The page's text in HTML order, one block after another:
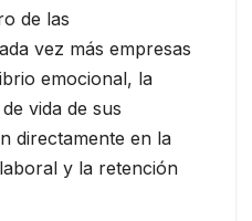
de las
vez más empresas
emocional, la
vida de sus
directamente en la
y la retención